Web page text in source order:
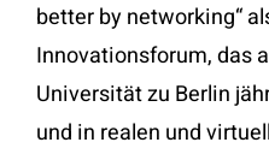
better by networking“
Innovationsforum, das
Universität zu Berlin
und in realen und